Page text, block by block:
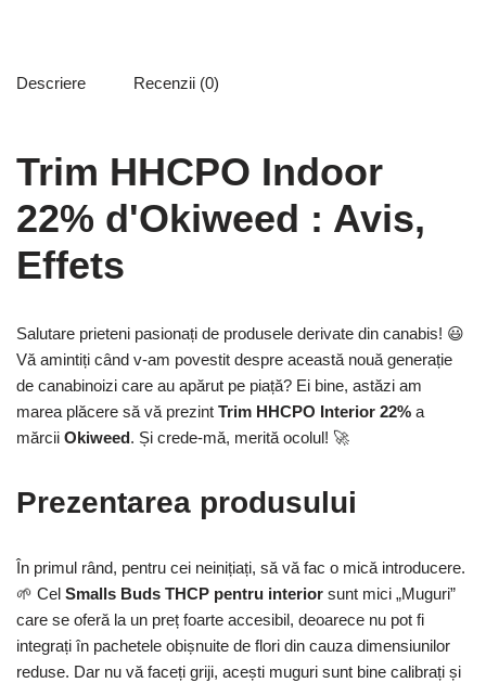
Descriere Recenzii (0)
Trim HHCPO Indoor
22% d'Okiweed : Avis,
Effets
Salutare prieteni pasionați de produsele derivate din canabis! 😃
Vă amintiți când v-am povestit despre această nouă generație
de canabinoizi care au apărut pe piață? Ei bine, astăzi am
marea plăcere să vă prezint Trim HHCPO Interior 22% a
mărcii Okiweed. Și crede-mă, merită ocolul! 🚀
Prezentarea produsului
În primul rând, pentru cei neinițiați, să vă fac o mică introducere.
🌱 Cel Smalls Buds THCP pentru interior sunt mici „Muguri”
care se oferă la un preț foarte accesibil, deoarece nu pot fi
integrați în pachetele obișnuite de flori din cauza dimensiunilor
reduse. Dar nu vă faceți griji, acești muguri sunt bine calibrați și